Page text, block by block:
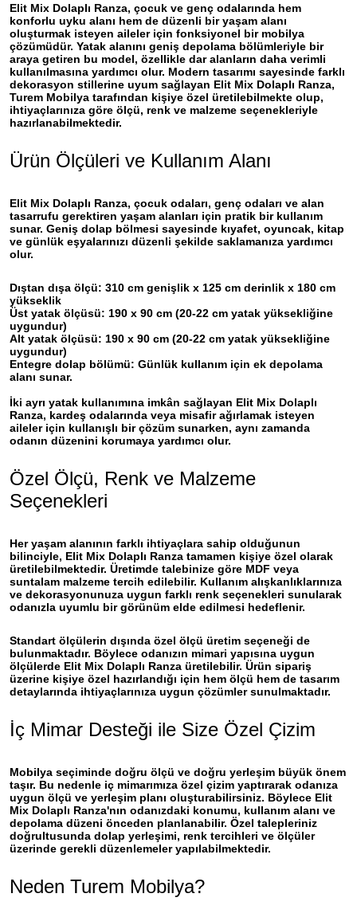
Elit Mix Dolaplı Ranza, çocuk ve genç odalarında hem
konforlu uyku alanı hem de düzenli bir yaşam alanı
oluşturmak isteyen aileler için fonksiyonel bir mobilya
çözümüdür. Yatak alanını geniş depolama bölümleriyle bir
araya getiren bu model, özellikle dar alanların daha verimli
kullanılmasına yardımcı olur. Modern tasarımı sayesinde farklı
dekorasyon stillerine uyum sağlayan Elit Mix Dolaplı Ranza,
Turem Mobilya tarafından kişiye özel üretilebilmekte olup,
ihtiyaçlarınıza göre ölçü, renk ve malzeme seçenekleriyle
hazırlanabilmektedir.
Ürün Ölçüleri ve Kullanım Alanı
Elit Mix Dolaplı Ranza, çocuk odaları, genç odaları ve alan
tasarrufu gerektiren yaşam alanları için pratik bir kullanım
sunar. Geniş dolap bölmesi sayesinde kıyafet, oyuncak, kitap
ve günlük eşyalarınızı düzenli şekilde saklamanıza yardımcı
olur.
Dıştan dışa ölçü: 310 cm genişlik x 125 cm derinlik x 180 cm
yükseklik
Üst yatak ölçüsü: 190 x 90 cm (20-22 cm yatak yüksekliğine
uygundur)
Alt yatak ölçüsü: 190 x 90 cm (20-22 cm yatak yüksekliğine
uygundur)
Entegre dolap bölümü: Günlük kullanım için ek depolama
alanı sunar.
İki ayrı yatak kullanımına imkân sağlayan Elit Mix Dolaplı
Ranza, kardeş odalarında veya misafir ağırlamak isteyen
aileler için kullanışlı bir çözüm sunarken, aynı zamanda
odanın düzenini korumaya yardımcı olur.
Özel Ölçü, Renk ve Malzeme
Seçenekleri
Her yaşam alanının farklı ihtiyaçlara sahip olduğunun
bilinciyle, Elit Mix Dolaplı Ranza tamamen kişiye özel olarak
üretilebilmektedir. Üretimde talebinize göre MDF veya
suntalam malzeme tercih edilebilir. Kullanım alışkanlıklarınıza
ve dekorasyonunuza uygun farklı renk seçenekleri sunularak
odanızla uyumlu bir görünüm elde edilmesi hedeflenir.
Standart ölçülerin dışında özel ölçü üretim seçeneği de
bulunmaktadır. Böylece odanızın mimari yapısına uygun
ölçülerde Elit Mix Dolaplı Ranza üretilebilir. Ürün sipariş
üzerine kişiye özel hazırlandığı için hem ölçü hem de tasarım
detaylarında ihtiyaçlarınıza uygun çözümler sunulmaktadır.
İç Mimar Desteği ile Size Özel Çizim
Mobilya seçiminde doğru ölçü ve doğru yerleşim büyük önem
taşır. Bu nedenle iç mimarımıza özel çizim yaptırarak odanıza
uygun ölçü ve yerleşim planı oluşturabilirsiniz. Böylece Elit
Mix Dolaplı Ranza'nın odanızdaki konumu, kullanım alanı ve
depolama düzeni önceden planlanabilir. Özel talepleriniz
doğrultusunda dolap yerleşimi, renk tercihleri ve ölçüler
üzerinde gerekli düzenlemeler yapılabilmektedir.
Neden Turem Mobilya?